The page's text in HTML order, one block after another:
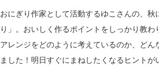
おにぎり作家として活動するゆこさんの、
り」。おいしく作るポイントをしっかり教
アレンジをどのように考えているのか、ど
ました！明日すぐにまねしたくなるヒントが